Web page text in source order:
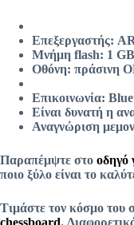
Επεξεργαστής:
Μνήμη flash: 1
Οθόνη: πράσινη
Επικοινωνία:
Είναι δυνατή η
Αναγνώριση
Παραπέμψτε στο οδηγό
ποιο ξύλο είναι το
Τιμάστε τον κόσμο του
chessboard.